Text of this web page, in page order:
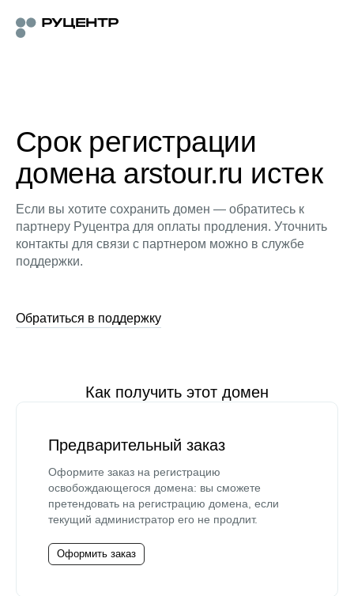
Срок регистрации
домена arstour.ru истек
Если вы хотите сохранить домен — обратитесь к
партнеру Руцентра для оплаты продления. Уточнить
контакты для связи с партнером можно в службе
поддержки.
Обратиться в поддержку
Как получить этот домен
Предварительный заказ
Оформите заказ на регистрацию
освобождающегося домена: вы сможете
претендовать на регистрацию домена, если
текущий администратор его не продлит.
Оформить заказ